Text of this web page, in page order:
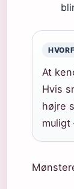
At
Hvis
højre
muligt